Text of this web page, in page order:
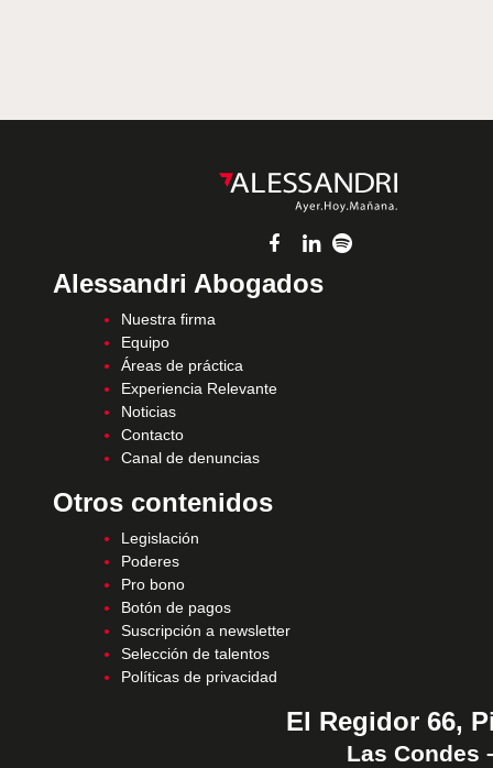
Alessandri Abogados
Nuestra firma
Equipo
Áreas de práctica
Experiencia Relevante
Noticias
Contacto
Canal de denuncias
Otros contenidos
Legislación
Poderes
Pro bono
Botón de pagos
Suscripción a newsletter
Selección de talentos
Políticas de privacidad
El Regidor 66,
Las Condes